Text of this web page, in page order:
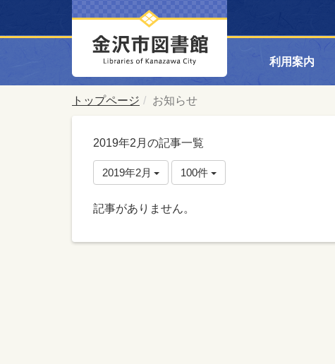
利用案内
トップページ お知らせ
2019年2月の記事一覧
2019年2月 100件
記事がありません。